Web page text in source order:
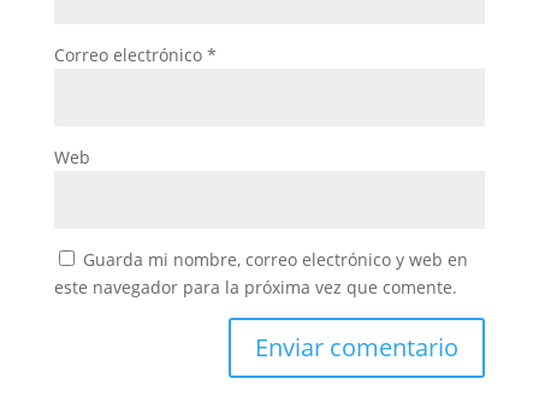
Correo electrónico *
Web
Guarda mi nombre, correo electrónico y web en
este navegador para la próxima vez que comente.